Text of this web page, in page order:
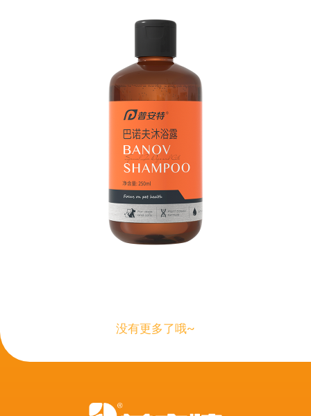
没有更多了哦~